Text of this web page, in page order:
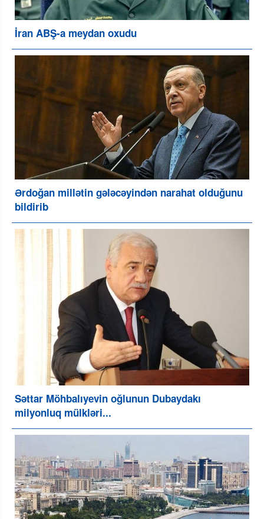
İran ABŞ-a meydan oxudu
Ərdoğan millətin gələcəyindən narahat olduğunu
bildirib
Səttar Möhbalıyevin oğlunun Dubaydakı
milyonluq mülkləri...